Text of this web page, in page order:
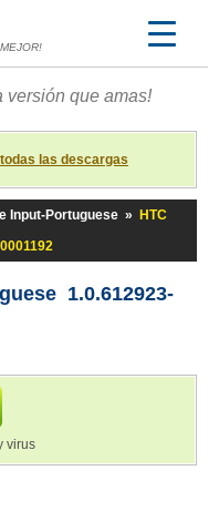
versión que amas!
las descargas
Input-Portuguese »
HTC
1.0.612923-
virus